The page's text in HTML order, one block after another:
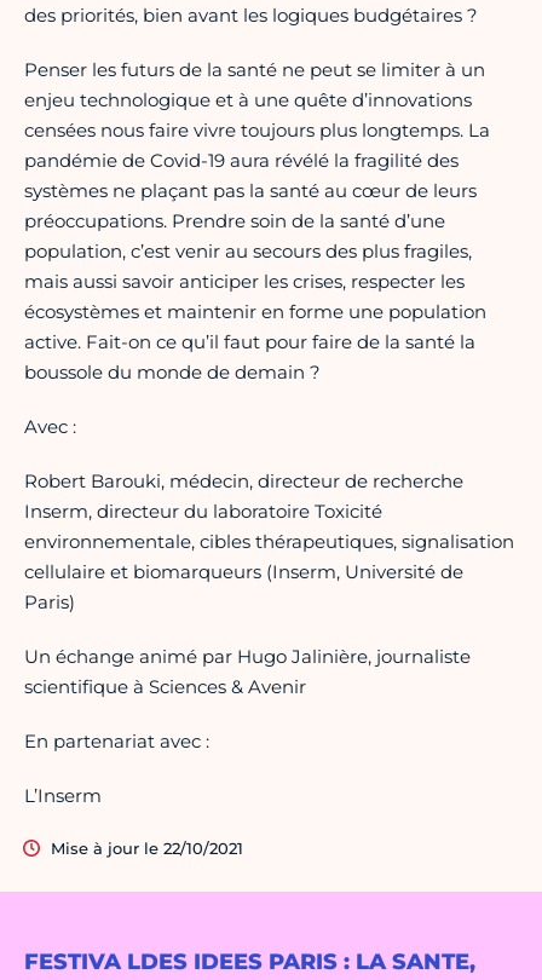
FESTIVA LDES IDEES PARIS : LA SANTE,
des priorités, bien avant les logiques budgétaires ?
Penser les futurs de la santé ne peut se limiter à un
enjeu technologique et à une quête d’innovations
censées nous faire vivre toujours plus longtemps. La
pandémie de Covid-19 aura révélé la fragilité des
systèmes ne plaçant pas la santé au cœur de leurs
préoccupations. Prendre soin de la santé d’une
population, c’est venir au secours des plus fragiles,
mais aussi savoir anticiper les crises, respecter les
écosystèmes et maintenir en forme une population
active. Fait-on ce qu’il faut pour faire de la santé la
boussole du monde de demain ?
Avec :
Robert Barouki, médecin, directeur de recherche
Inserm, directeur du laboratoire Toxicité
environnementale, cibles thérapeutiques, signalisation
cellulaire et biomarqueurs (Inserm, Université de
Paris)
Un échange animé par Hugo Jalinière, journaliste
scientifique à Sciences & Avenir
En partenariat avec :
L’Inserm
Mise à jour le 22/10/2021